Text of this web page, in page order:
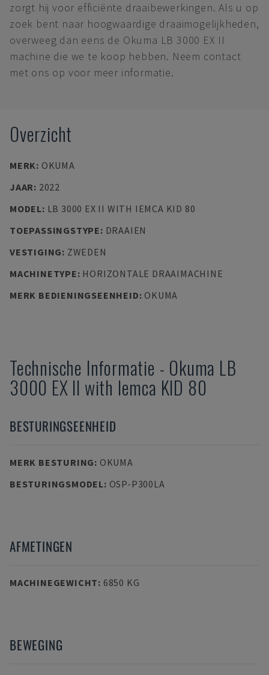
zorgt hij voor efficiënte draaibewerkingen. Als u op
zoek bent naar hoogwaardige draaimogelijkheden,
overweeg dan eens de Okuma LB 3000 EX II
machine die we te koop hebben. Neem contact
met ons op voor meer informatie.
Overzicht
MERK: OKUMA
JAAR: 2022
MODEL: LB 3000 EX II WITH IEMCA KID 80
TOEPASSINGSTYPE: DRAAIEN
VESTIGING: ZWEDEN
MACHINETYPE: HORIZONTALE DRAAIMACHINE
MERK BEDIENINGSEENHEID: OKUMA
Technische Informatie - Okuma LB
3000 EX II with Iemca KID 80
BESTURINGSEENHEID
MERK BESTURING: OKUMA
BESTURINGSMODEL: OSP-P300LA
AFMETINGEN
MACHINEGEWICHT: 6850 KG
BEWEGING